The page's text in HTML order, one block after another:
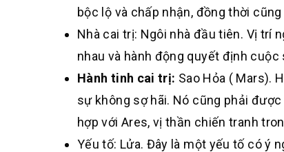
bộc lộ và chấp nhận, đồng thời
Nhà cai trị: Ngôi nhà đầu tiên. Vị trí
nhau và hành động quyết định cuộc
Hành tinh cai trị: Sao Hỏa ( Mars).
sự không sợ hãi. Nó cũng phải
hợp với Ares, vị thần chiến tranh
Yếu tố: Lửa. Đây là một yếu tố có ý